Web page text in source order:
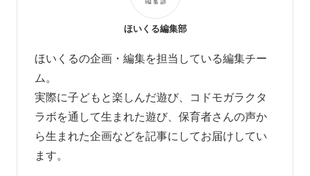
ほいくる編集部
ほいくるの企画・編集を担当している編集チー
ム。
実際に子どもと楽しんだ遊び、コドモガラクタ
ラボを通して生まれた遊び、 保育者さんの声か
ら生まれた企画などを記事にしてお届けしてい
ます。